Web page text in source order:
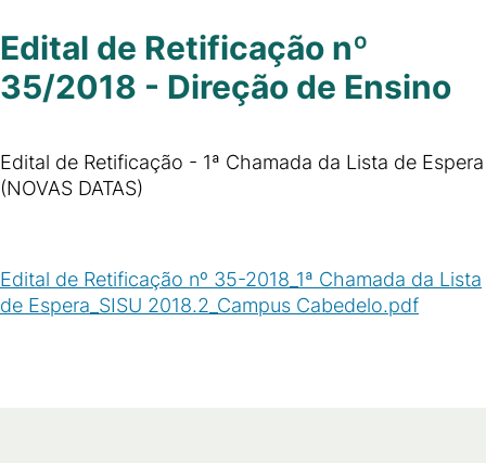
Edital de Retificação nº
35/2018 - Direção de Ensino
Edital de Retificação - 1ª Chamada da Lista de Espera
(NOVAS DATAS)
Edital de Retificação nº 35-2018_1ª Chamada da Lista
de Espera_SISU 2018.2_Campus Cabedelo.pdf